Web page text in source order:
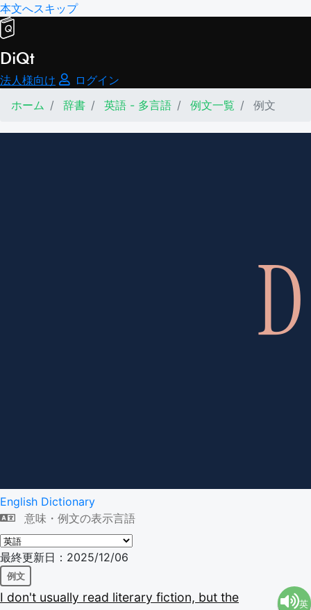
本文へスキップ
DiQt
法人様向け
ログイン
ホーム
辞書 英語 - 多言語 例文一覧 例文
English Dictionary
意味・例文の表示言語
最終更新日：2025/12/06
例文
I don't usually read literary fiction, but the
英